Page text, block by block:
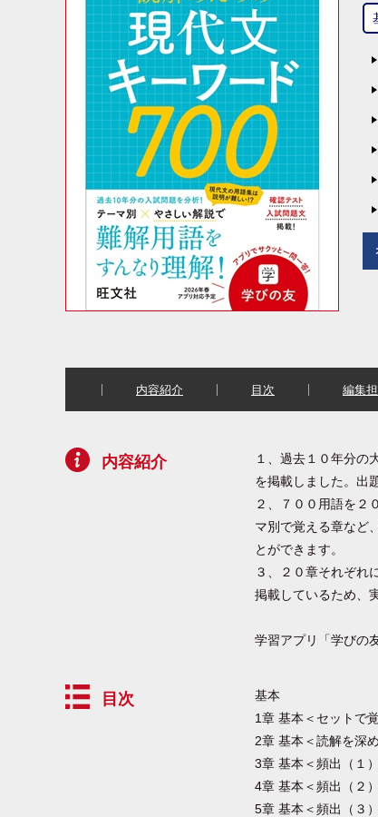
内容紹介 目次 編集
内容紹介
１、過去１０年分の
を掲載しました。出
２、７００用語を２
マ別で覚える章など
とができます。
３、２０章それぞれ
掲載しているため、
学習アプリ「学びの
目次
基本
1章 基本＜セットで
2章 基本＜読解を深
3章 基本＜頻出（１
4章 基本＜頻出（２
5章 基本＜頻出（３